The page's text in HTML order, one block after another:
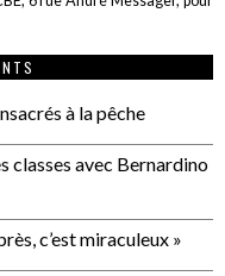
à la pêche
classes avec Bernardino
c’est miraculeux »